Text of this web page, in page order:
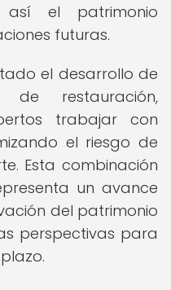
así el patrimonio
futuras.
el desarrollo de
de restauración,
trabajar con
el riesgo de
Esta combinación
un avance
del patrimonio
perspectivas para